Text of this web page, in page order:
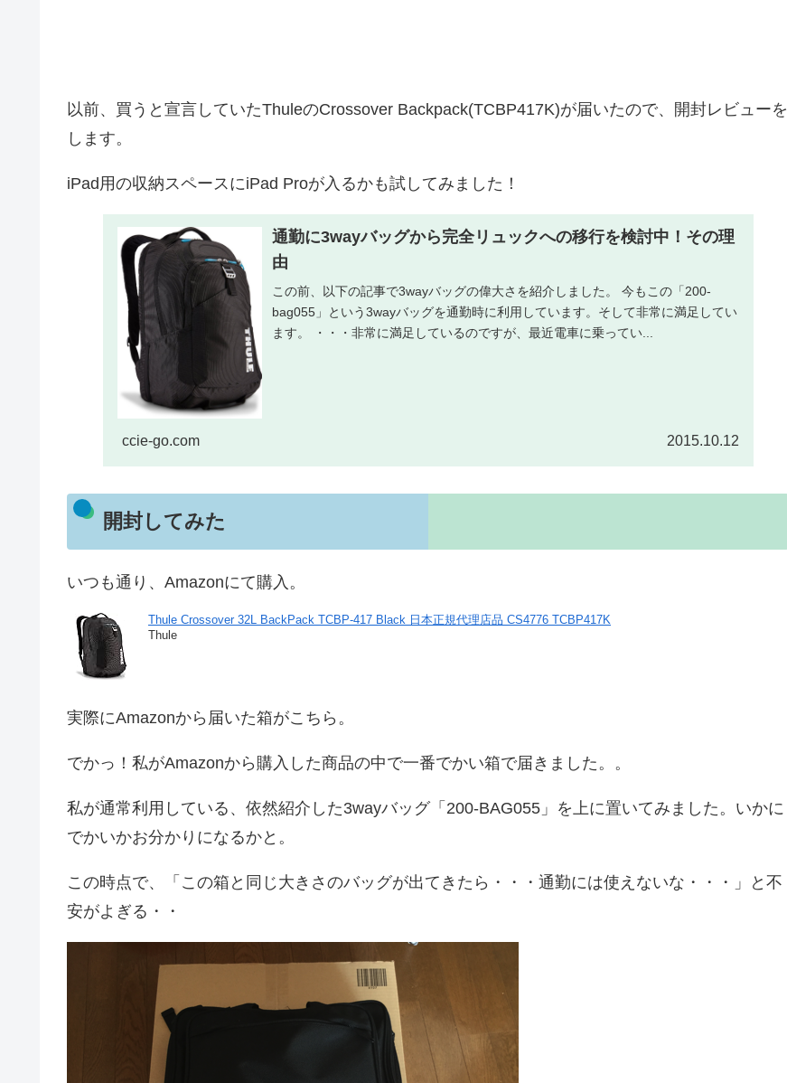
以前、買うと宣言していたThuleのCrossover Backpack(TCBP417K)が届いたので、開封レビューを
します。
iPad用の収納スペースにiPad Proが入るかも試してみました！
通勤に3wayバッグから完全リュックへの移行を検討中！その理
由
この前、以下の記事で3wayバッグの偉大さを紹介しました。 今もこの「200-
bag055」という3wayバッグを通勤時に利用しています。そして非常に満足してい
ます。 ・・・非常に満足しているのですが、最近電車に乗ってい...
ccie-go.com 2015.10.12
開封してみた
いつも通り、Amazonにて購入。
Thule Crossover 32L BackPack TCBP-417 Black 日本正規代理店品 CS4776 TCBP417K
Thule
実際にAmazonから届いた箱がこちら。
でかっ！私がAmazonから購入した商品の中で一番でかい箱で届きました。。
私が通常利用している、依然紹介した3wayバッグ「200-BAG055」を上に置いてみました。いかに
でかいかお分かりになるかと。
この時点で、「この箱と同じ大きさのバッグが出てきたら・・・通勤には使えないな・・・」と不
安がよぎる・・